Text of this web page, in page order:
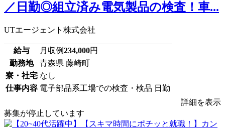
／日勤◎組立済み電気製品の検査！車...
UTエージェント株式会社
給与 月収例234,000円
勤務地
青森県 藤崎町
寮・社宅 なし
仕事内容 電子部品系工場での検査・検品 日勤
詳細を表示
募集が停止しています